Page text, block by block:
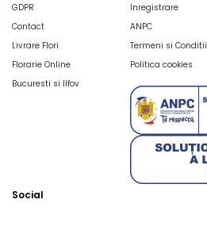
GDPR
Contact
Livrare Flori
Florarie Online
Bucuresti si Ilfov
Inregistrare
ANPC
Termeni si Conditii
Politica cookies
Social